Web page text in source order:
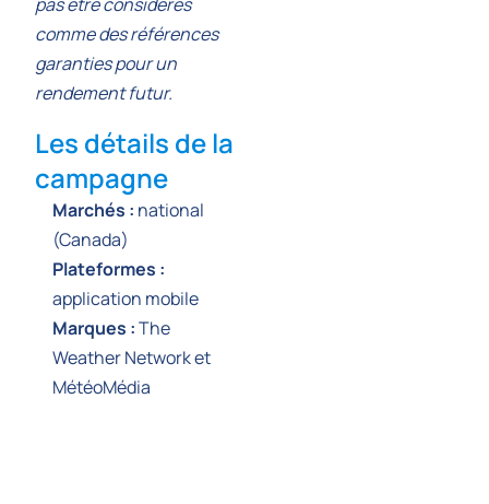
comme des références
garanties pour un
rendement futur.
Les détails de la
campagne
Marchés : national
(Canada)
Plateformes :
application mobile
Marques :The
Weather Network et
MétéoMédia